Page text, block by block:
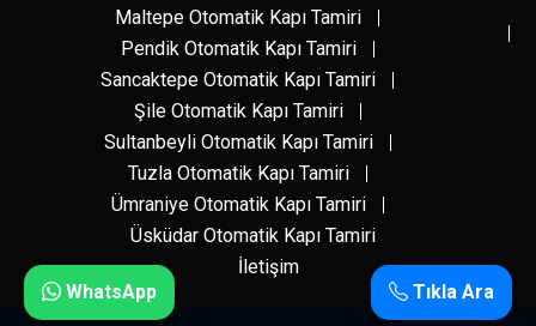
Maltepe Otomatik Kapı Tamiri
Pendik Otomatik Kapı Tamiri
Sancaktepe Otomatik Kapı Tamiri
Şile Otomatik Kapı Tamiri
Sultanbeyli Otomatik Kapı Tamiri
Tuzla Otomatik Kapı Tamiri
Ümraniye Otomatik Kapı Tamiri
Üsküdar Otomatik Kapı Tamiri
İletişim
Tıkla Ara
WhatsApp